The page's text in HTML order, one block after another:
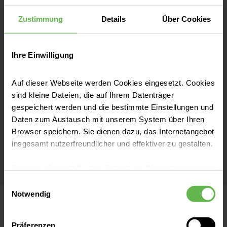
Zustimmung Details Über Cookies
Ihre Einwilligung
Auf dieser Webseite werden Cookies eingesetzt. Cookies
sind kleine Dateien, die auf Ihrem Datenträger
gespeichert werden und die bestimmte Einstellungen und
Daten zum Austausch mit unserem System über Ihren
Browser speichern. Sie dienen dazu, das Internetangebot
insgesamt nutzerfreundlicher und effektiver zu gestalten.
eingesetzt werden.
Es steht Ihnen frei, unsere Seite mit nur den notwendigen
Notwendig
Präferenzen
1992-1999 | Humanmedizin Otto-von-
1995 | Erster Abschnitt der ärztlichen
1998 | Zweiter Abschnitt der ärztlichen
Prüfung
1999 | Dritter Abschnitt der ärztlichen
Prüfung
Mai 1999 | Hochschulabschluss mit dem